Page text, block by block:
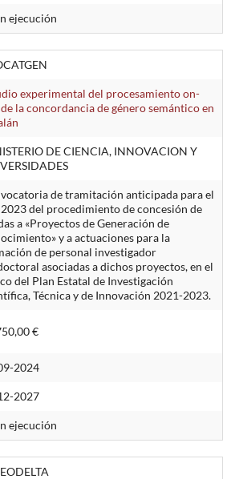
ejecución
experimental del procesamiento on-
la concordancia de género semántico en
DE CIENCIA, INNOVACION Y
de tramitación anticipada para el
del procedimiento de concesión de
a «Proyectos de Generación de
y a actuaciones para la
de personal investigador
asociadas a dichos proyectos, en el
del Plan Estatal de Investigación
Técnica y de Innovación 2021-2023.
€
2024
2027
ejecución